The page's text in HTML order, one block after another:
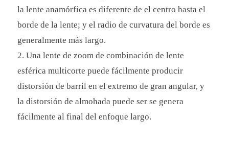
la lente anamórfica es diferente de el centro hasta el
borde de la lente; y el radio de curvatura del borde es
generalmente más largo.
2. Una lente de zoom de combinación de lente
esférica multicorte puede fácilmente producir
distorsión de barril en el extremo de gran angular, y
la distorsión de almohada puede ser se genera
fácilmente al final del enfoque largo.